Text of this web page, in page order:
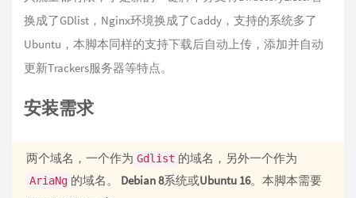
换成了GDlist，Nginx环境换成了Caddy，支持的系统多了
Ubuntu，本脚本同样的支持下载后自动上传，添加并自动
更新Trackers服务器等特点。
安装需求
两个域名，一个作为 Gdlist 的域名，另外一个作为
AriaNg 的域名。 Debian 8系统或Ubuntu 16。本脚本需要